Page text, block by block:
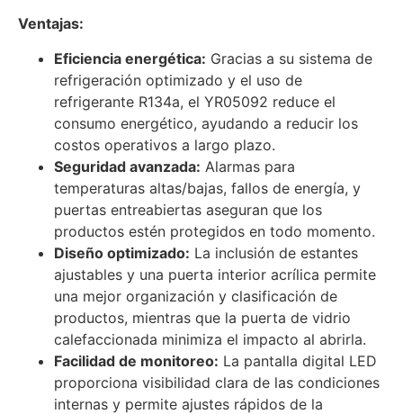
Ventajas:
Eficiencia energética: Gracias a su sistema de
refrigeración optimizado y el uso de
refrigerante R134a, el YR05092 reduce el
consumo energético, ayudando a reducir los
costos operativos a largo plazo.
Seguridad avanzada: Alarmas para
temperaturas altas/bajas, fallos de energía, y
puertas entreabiertas aseguran que los
productos estén protegidos en todo momento.
Diseño optimizado: La inclusión de estantes
ajustables y una puerta interior acrílica permite
una mejor organización y clasificación de
productos, mientras que la puerta de vidrio
calefaccionada minimiza el impacto al abrirla.
Facilidad de monitoreo: La pantalla digital LED
proporciona visibilidad clara de las condiciones
internas y permite ajustes rápidos de la